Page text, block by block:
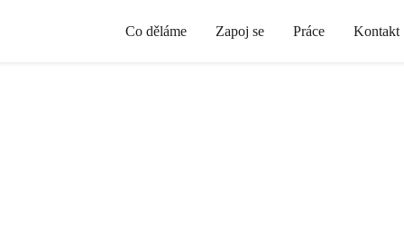
Co děláme Zapoj se Práce Kontakt